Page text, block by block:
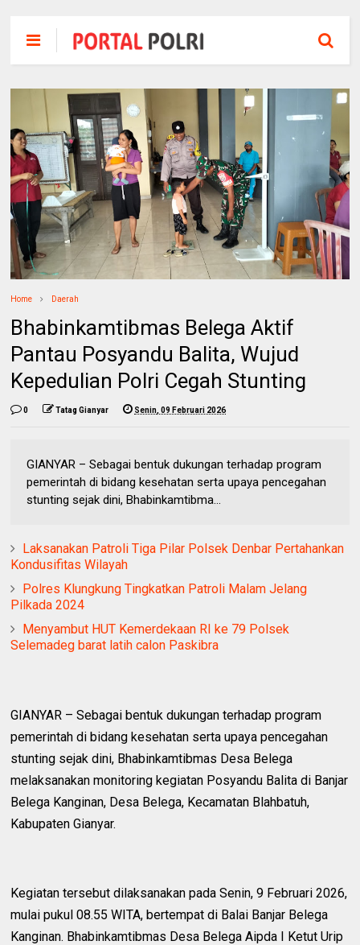
Home Daerah
Bhabinkamtibmas Belega Aktif
Pantau Posyandu Balita, Wujud
Kepedulian Polri Cegah Stunting
0 Tatag Gianyar Senin, 09 Februari 2026
GIANYAR – Sebagai bentuk dukungan terhadap program
pemerintah di bidang kesehatan serta upaya pencegahan
stunting sejak dini, Bhabinkamtibma...
Laksanakan Patroli Tiga Pilar Polsek Denbar Pertahankan
Kondusifitas Wilayah
Polres Klungkung Tingkatkan Patroli Malam Jelang
Pilkada 2024
Menyambut HUT Kemerdekaan RI ke 79 Polsek
Selemadeg barat latih calon Paskibra
GIANYAR – Sebagai bentuk dukungan terhadap program
pemerintah di bidang kesehatan serta upaya pencegahan
stunting sejak dini, Bhabinkamtibmas Desa Belega
melaksanakan monitoring kegiatan Posyandu Balita di Banjar
Belega Kanginan, Desa Belega, Kecamatan Blahbatuh,
Kabupaten Gianyar.
Kegiatan tersebut dilaksanakan pada Senin, 9 Februari 2026,
mulai pukul 08.55 WITA, bertempat di Balai Banjar Belega
Kanginan. Bhabinkamtibmas Desa Belega Aipda I Ketut Urip